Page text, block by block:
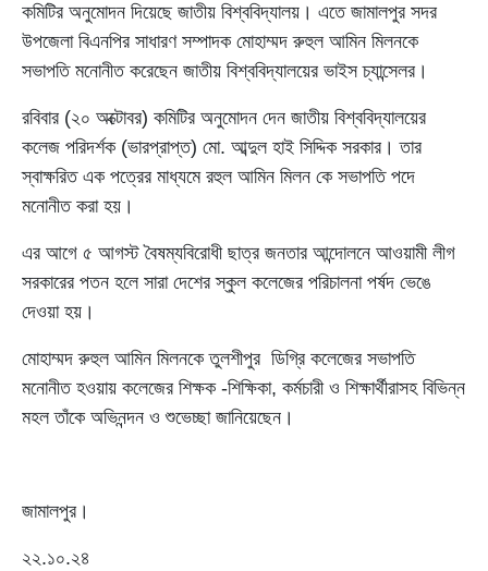
কমিটির অনুমোদন দিয়েছে জাতীয় বিশ্ববিদ্যালয়। এতে জামালপুর সদর
উপজেলা বিএনপির সাধারণ সম্পাদক মোহাম্মদ রুহুল আমিন মিলনকে
সভাপতি মনোনীত করেছেন জাতীয় বিশ্ববিদ্যালয়ের ভাইস চ্যান্সেলর।
রবিবার (২০ অক্টোবর) কমিটির অনুমোদন দেন জাতীয় বিশ্ববিদ্যালয়ের
কলেজ পরিদর্শক (ভারপ্রাপ্ত) মো. আব্দুল হাই সিদ্দিক সরকার। তার
স্বাক্ষরিত এক পত্রের মাধ্যমে রহুল আমিন মিলন কে সভাপতি পদে
মনোনীত করা হয়।
এর আগে ৫ আগস্ট বৈষম্যবিরোধী ছাত্র জনতার আন্দোলনে আওয়ামী লীগ
সরকারের পতন হলে সারা দেশের স্কুল কলেজের পরিচালনা পর্ষদ ভেঙে
দেওয়া হয়।
মোহাম্মদ রুহুল আমিন মিলনকে তুলশীপুর ডিগ্রি কলেজের সভাপতি
মনোনীত হওয়ায় কলেজের শিক্ষক -শিক্ষিকা, কর্মচারী ও শিক্ষার্থীরাসহ বিভিন্ন
মহল তাঁকে অভিনন্দন ও শুভেচ্ছা জানিয়েছেন।
জামালপুর।
২২.১০.২৪